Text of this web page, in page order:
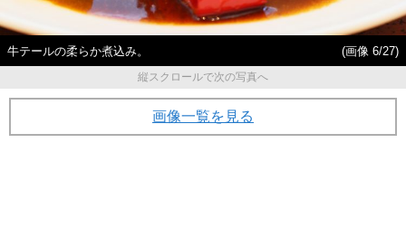
牛テールの柔らか煮込み。
(画像 6/27)
縦スクロールで次の写真へ
画像一覧を見る